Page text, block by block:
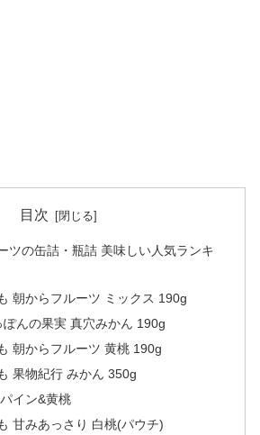
目次
ツの缶詰・瓶詰 美味しい人気ランキ
朝からフルーツ ミックス 190g
んの果実 真穴みかん 190g
朝からフルーツ 黄桃 190g
果物紀行 みかん 350g
イン&黄桃
甘みあっさり 白桃(パウチ)